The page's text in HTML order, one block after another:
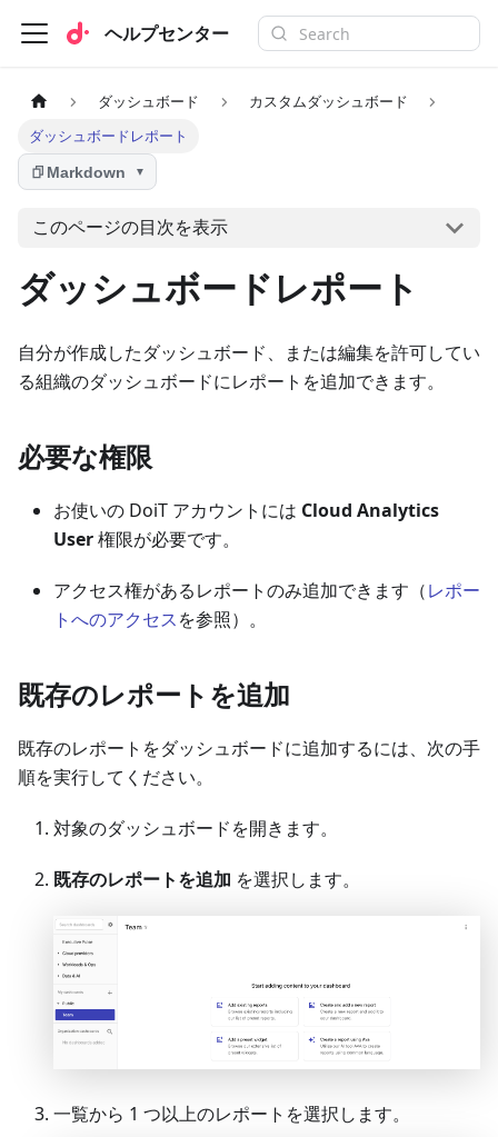
ヘルプセンター
ダッシュボード
カスタムダッシュボード
ダッシュボードレポート
Markdown ▼
このページの目次を表示
ダッシュボードレポート
自分が作成したダッシュボード、または編集を許可してい
る組織のダッシュボードにレポートを追加できます。
必要な権限
お使いの DoiT アカウントには Cloud Analytics
User権限が必要です。
アクセス権があるレポートのみ追加できます（レポー
トへのアクセスを参照）。
既存のレポートを追加
既存のレポートをダッシュボードに追加するには、次の手
順を実行してください。
対象のダッシュボードを開きます。
既存のレポートを追加 を選択します。
一覧から 1 つ以上のレポートを選択します。